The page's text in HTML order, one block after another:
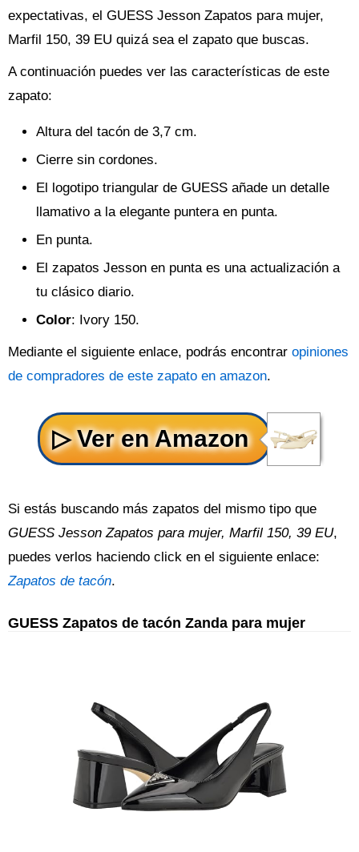
expectativas, el GUESS Jesson Zapatos para mujer,
Marfil 150, 39 EU quizá sea el zapato que buscas.
A continuación puedes ver las características de este
zapato:
Altura del tacón de 3,7 cm.
Cierre sin cordones.
El logotipo triangular de GUESS añade un detalle
llamativo a la elegante puntera en punta.
En punta.
El zapatos Jesson en punta es una actualización a
tu clásico diario.
Color: Ivory 150.
Mediante el siguiente enlace, podrás encontrar opiniones
de compradores de este zapato en amazon.
Si estás buscando más zapatos del mismo tipo que
GUESS Jesson Zapatos para mujer, Marfil 150, 39 EU,
puedes verlos haciendo click en el siguiente enlace:
Zapatos de tacón.
GUESS Zapatos de tacón Zanda para mujer